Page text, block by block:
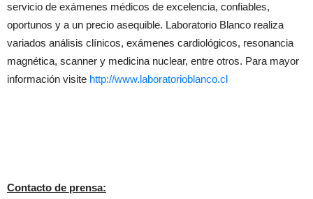
servicio de exámenes médicos de excelencia, confiables,
oportunos y a un precio asequible. Laboratorio Blanco realiza
variados análisis clínicos, exámenes cardiológicos, resonancia
magnética, scanner y medicina nuclear, entre otros. Para mayor
información visite http://www.laboratorioblanco.cl
Contacto de prensa: